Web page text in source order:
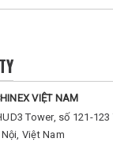
VIỆT NAM
Tower, số 121-123
Việt Nam